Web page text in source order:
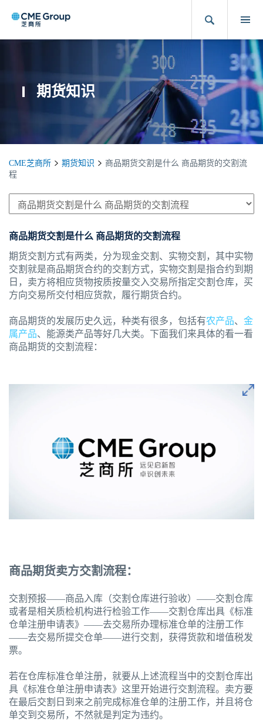
期货知识
CME芝商所 期货知识
商品期货交割是什么 商品期货的交割流
程
商品期货交割是什么 商品期货的交割流程
期货交割方式有两类，分为现金交割、实物交割，其中实物
交割就是商品期货合约的交割方式，实物交割是指合约到期
日，卖方将相应货物按质按量交入交易所指定交割仓库，买
方向交易所交付相应货款，履行期货合约。
商品期货的发展历史久远，种类有很多，包括有农产品、 金
属产品、能源类产品等好几大类。下面我们来具体的看一看
商品期货的交割流程：
商品期货卖方交割流程：
交割预报——商品入库（交割仓库进行验收）——交割仓库
或者是相关质检机构进行检验工作——交割仓库出具《标准
仓单注册申请表》——去交易所办理标准仓单的注册工作
——去交易所提交仓单——进行交割，获得货款和增值税发
票。
若在仓库标准仓单注册，就要从上述流程当中的交割仓库出
具《标准仓单注册申请表》这里开始进行交割流程。卖方要
在最后交割日到来之前完成标准仓单的注册工作，并且将仓
单交到交易所，不然就是判定为违约。